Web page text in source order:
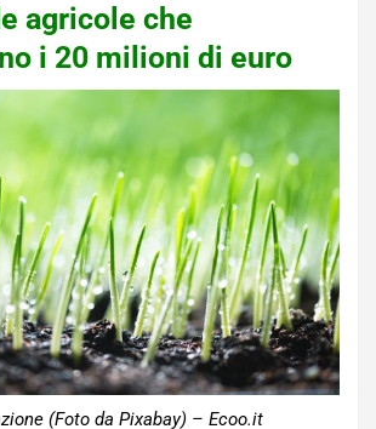
agricole che
i 20 milioni di euro
(Foto da Pixabay) – Ecoo.it